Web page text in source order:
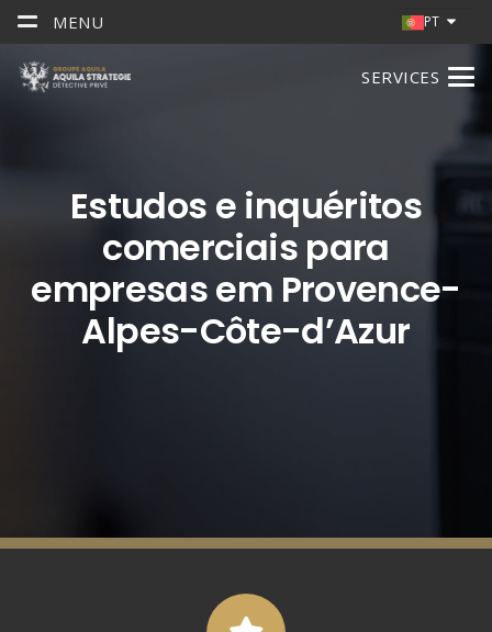
MENU PT
SERVICES
Estudos e inquéritos
comerciais para
empresas em Provence-
Alpes-Côte-d’Azur